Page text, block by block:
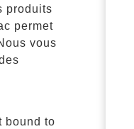
produits
permet
vous
bound to